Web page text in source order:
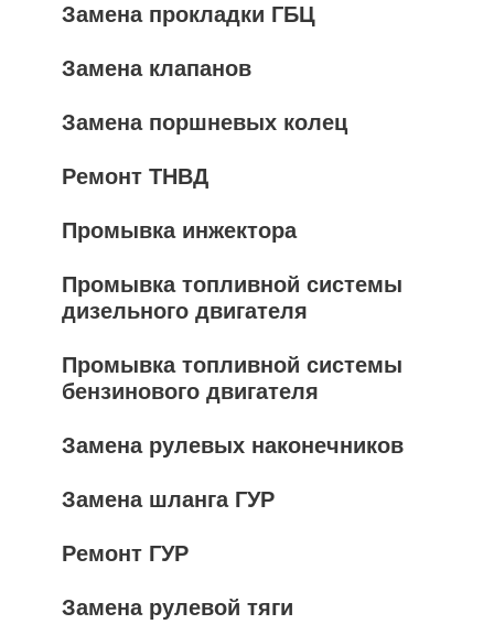
Замена прокладки ГБЦ
Замена клапанов
Замена поршневых колец
Ремонт ТНВД
Промывка инжектора
Промывка топливной системы
дизельного двигателя
Промывка топливной системы
бензинового двигателя
Замена рулевых наконечников
Замена шланга ГУР
Ремонт ГУР
Замена рулевой тяги